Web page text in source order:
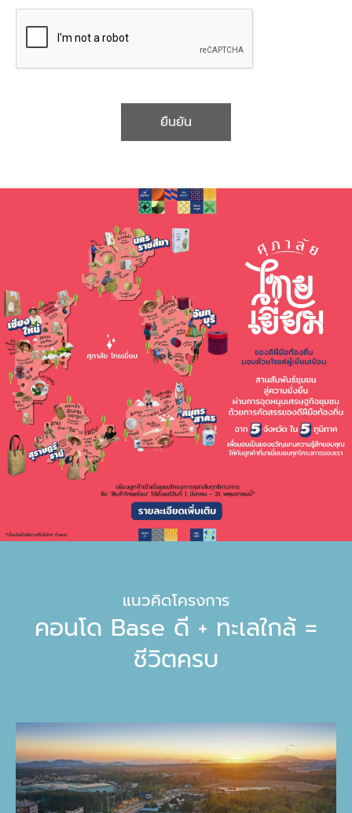
ยืนยัน
แนวคิดโครงการ
คอนโด Base ดี + ทะเลใกล้ =
ชีวิตครบ